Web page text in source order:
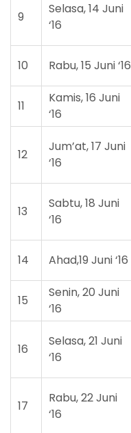
9
Selasa, 14 Juni
‘16
10 Rabu, 15 Juni ‘16
11
Kamis, 16 Juni
‘16
12
Jum’at, 17 Juni
‘16
13
Sabtu, 18 Juni
‘16
14 Ahad,19 Juni ‘16
15
Senin, 20 Juni
‘16
16
Selasa, 21 Juni
‘16
17
Rabu, 22 Juni
‘16